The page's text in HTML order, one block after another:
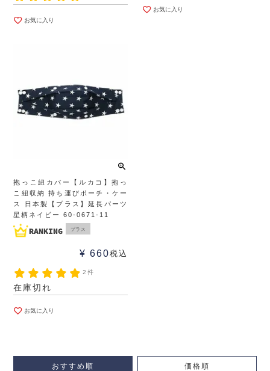
お気に入り
お気に入り
抱っこ紐カバー【ルカコ】抱っ
こ紐収納 持ち運びポーチ・ケー
ス 日本製【プラス】延長パーツ
星柄ネイビー 60-0671-11
プラス
¥ 660税込
2件
在庫切れ
お気に入り
おすすめ順 価格順